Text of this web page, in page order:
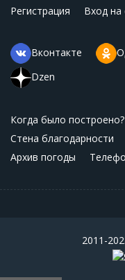
Регистрация
Вход на
Вконтакте
Dzen
Когда было построено?
Стена благодарности
Архив погоды
2011-